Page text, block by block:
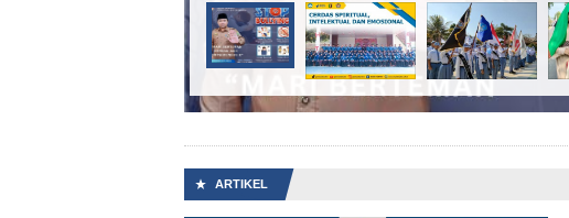
Halal Bihalal Keluarga SMAN 2 Metro
★ ARTIKEL